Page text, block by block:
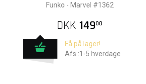
Funko - Marvel #1362
DKK 14900
Få på lager!
Afs.:1-5 hverdage